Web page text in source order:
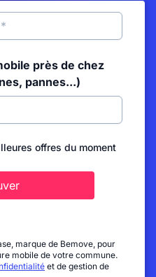
près de chez
pannes...)
offres du moment
marque de Bemove, pour
mobile de votre commune.
et de gestion de